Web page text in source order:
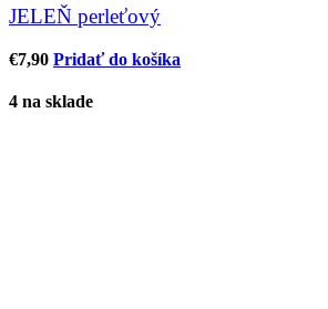
JELEŇ perleťový
€7,90 Pridať do košíka
4 na sklade